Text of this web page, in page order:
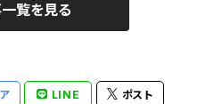
覧を見る
LINE ポスト